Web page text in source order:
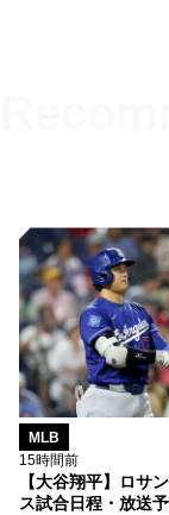
MLB
15時間前
【大谷翔平】ロサ
ス試合日程・放送